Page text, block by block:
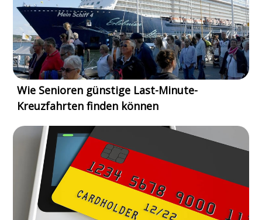
Wie Senioren günstige Last-Minute-
Kreuzfahrten finden können